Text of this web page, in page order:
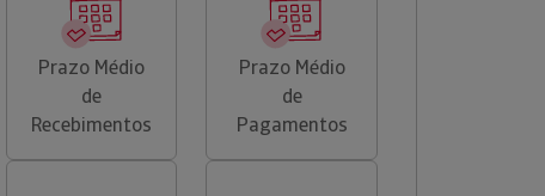
Prazo Médio
de
Recebimentos
Prazo Médio
de
Pagamentos